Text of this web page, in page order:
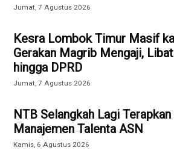
Jumat, 7 Agustus 2026
Kesra Lombok Timur Masif
Gerakan Magrib Mengaji,
hingga DPRD
Jumat, 7 Agustus 2026
NTB Selangkah Lagi
Manajemen Talenta ASN
Kamis, 6 Agustus 2026